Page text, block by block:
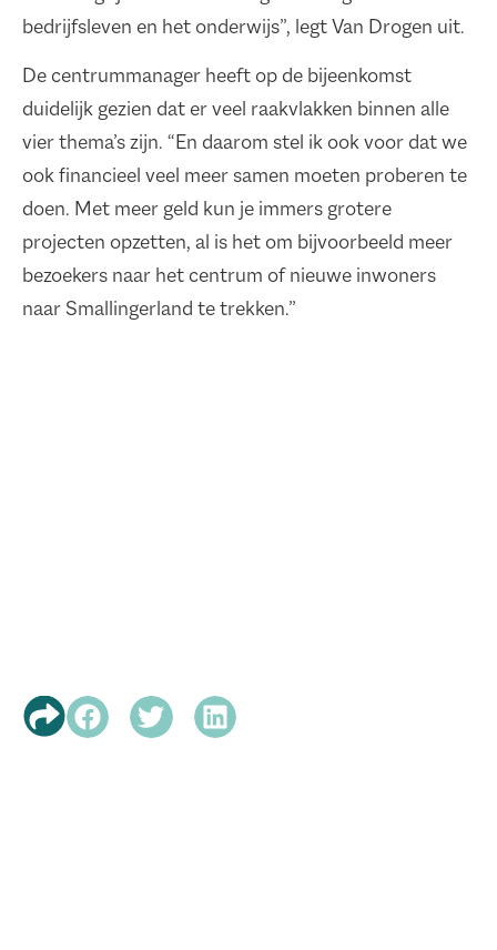
bedrijfsleven en het onderwijs”, legt Van Drogen uit.
De centrummanager heeft op de bijeenkomst
duidelijk gezien dat er veel raakvlakken binnen alle
vier thema’s zijn. “En daarom stel ik ook voor dat we
ook financieel veel meer samen moeten proberen te
doen. Met meer geld kun je immers grotere
projecten opzetten, al is het om bijvoorbeeld meer
bezoekers naar het centrum of nieuwe inwoners
naar Smallingerland te trekken.”